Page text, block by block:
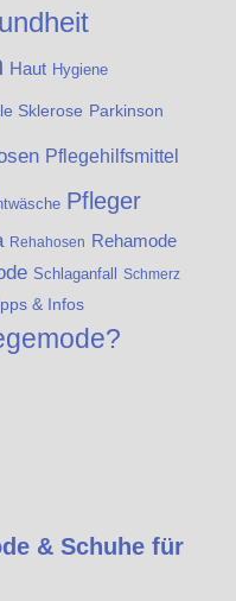
Haut Hygiene
Sklerose Parkinson
Pflegehilfsmittel
Pfleger
Rehahosen Rehamode
Schlaganfall Schmerz
& Infos
& Schuhe für